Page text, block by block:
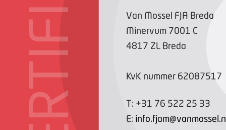
Van Mossel FJA Breda
Minervum 7001 C
4817 ZL Breda
KvK nummer 62087517
T: +31 76 522 25 33
E: